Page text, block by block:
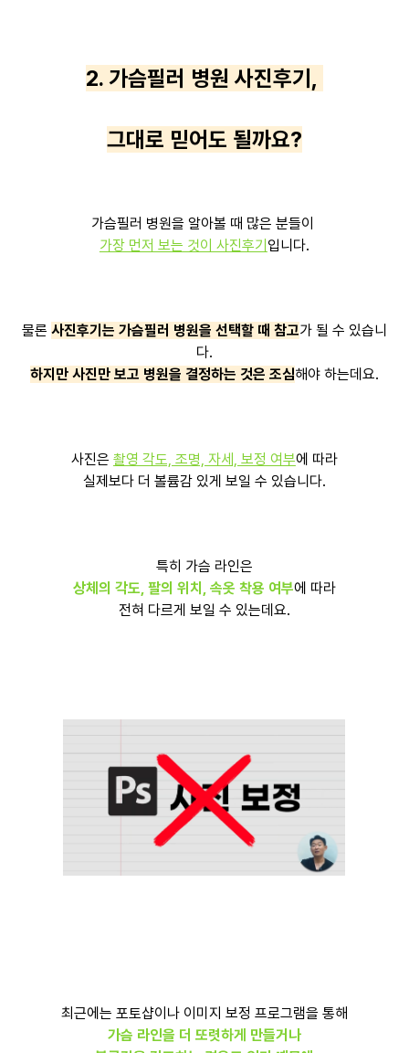
2. 가슴필러 병원 사진후기,
그대로 믿어도 될까요?
가슴필러 병원을 알아볼 때 많은 분들이
가장 먼저 보는 것이 사진후기 입니다.
물론 사진후기는 가슴필러 병원을 선택할 때 참고가 될 수 있습니
다.
하지만 사진만 보고 병원을 결정하는 것은 조심해야 하는데요.
사진은 촬영 각도, 조명, 자세, 보정 여부에 따라
실제보다 더 볼륨감 있게 보일 수 있습니다.
특히 가슴 라인은
상체의 각도, 팔의 위치, 속옷 착용 여부에 따라
전혀 다르게 보일 수 있는데요.
최근에는 포토샵이나 이미지 보정 프로그램을 통해
가슴 라인을 더 또렷하게 만들거나